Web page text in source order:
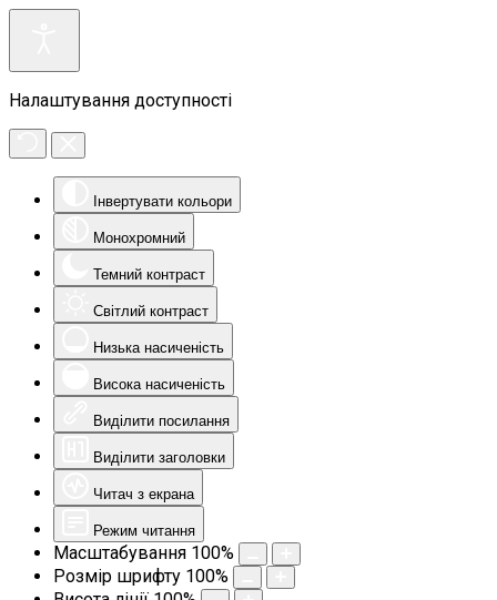
Налаштування доступності
Інвертувати кольори
Монохромний
Темний контраст
Світлий контраст
Низька насиченість
Висока насиченість
Виділити посилання
Виділити заголовки
Читач з екрана
Режим читання
Масштабування 100%
Розмір шрифту 100%